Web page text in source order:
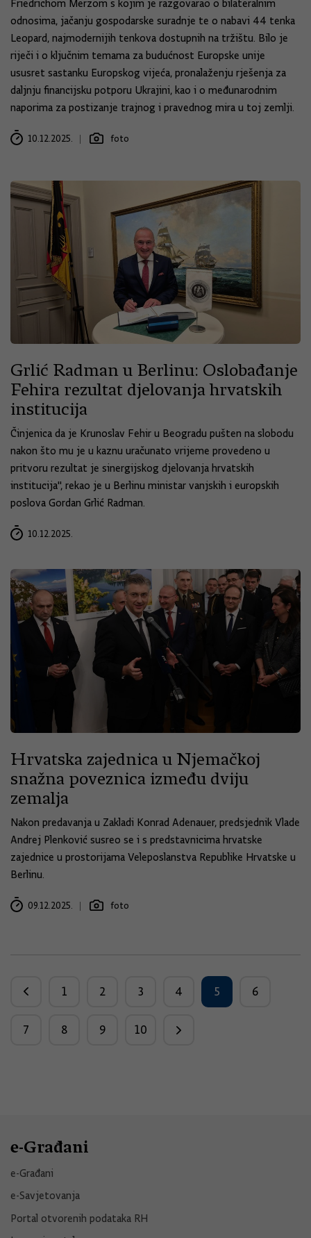
Friedrichom Merzom s kojim je razgovarao o bilateralnim
odnosima, jačanju gospodarske suradnje te o nabavi 44 tenka
Leopard, najmodernijih tenkova dostupnih na tržištu. Bilo je
riječi i o ključnim temama za budućnost Europske unije
ususret sastanku Europskog vijeća, pronalaženju rješenja za
daljnju financijsku potporu Ukrajini, kao i o međunarodnim
naporima za postizanje trajnog i pravednog mira u toj zemlji.
10.12.2025. foto
Grlić Radman u Berlinu: Oslobađanje
Fehira rezultat djelovanja hrvatskih
institucija
Činjenica da je Krunoslav Fehir u Beogradu pušten na slobodu
nakon što mu je u kaznu uračunato vrijeme provedeno u
pritvoru rezultat je sinergijskog djelovanja hrvatskih
institucija", rekao je u Berlinu ministar vanjskih i europskih
poslova Gordan Grlić Radman.
10.12.2025.
Hrvatska zajednica u Njemačkoj
snažna poveznica između dviju
zemalja
Nakon predavanja u Zakladi Konrad Adenauer, predsjednik Vlade
Andrej Plenković susreo se i s predstavnicima hrvatske
zajednice u prostorijama Veleposlanstva Republike Hrvatske u
Berlinu.
09.12.2025. foto
1 2 3 4 5 6
7 8 9 10
e-Građani
e-Građani
e-Savjetovanja
Portal otvorenih podataka RH